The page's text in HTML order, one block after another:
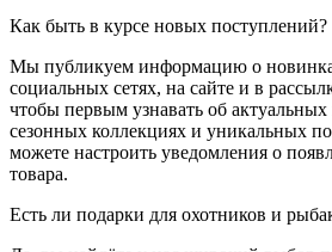
Как быть в курсе новых поступлений?
Мы публикуем информацию о
социальных сетях, на сайте и в
чтобы первым узнавать об
сезонных коллекциях и уникальных
можете настроить уведомления о
товара.
Есть ли подарки для охотников и